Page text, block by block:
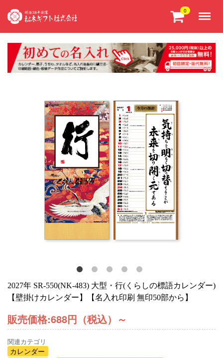
0
2027年 SR-550(NK-483) 大型・行(くらしの標語カレンダー)
【壁掛けカレンダー】【名入れ印刷 無印50部から】
販売価格:688円（税込） ～
関連カテゴリ
カレンダー